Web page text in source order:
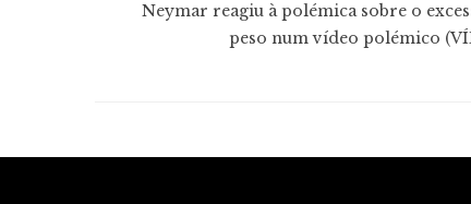
Neymar reagiu à polémica sobre o
peso num vídeo polémico